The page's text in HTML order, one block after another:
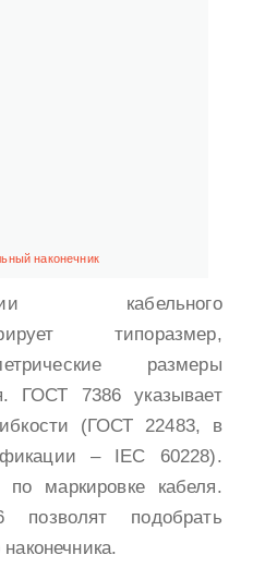
наконечник
кабельного
типоразмер,
размеры
ГОСТ 7386 указывает
(ГОСТ 22483, в
– IEC 60228).
маркировке кабеля.
подобрать